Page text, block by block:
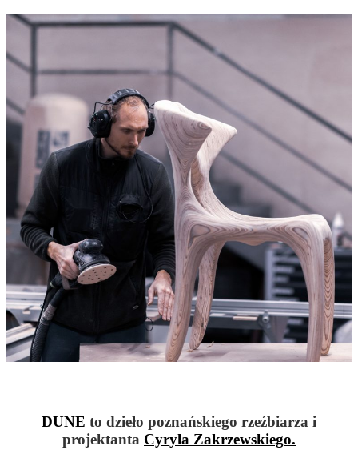
DUNE to dzieło poznańskiego rzeźbiarza i
projektanta Cyryla Zakrzewskiego.